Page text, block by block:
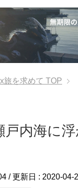
旅を求めて TOP
戸内海に
/ 更新日 : 2020-04-